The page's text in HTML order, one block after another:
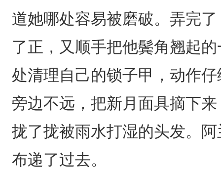
道她哪处容易被磨破。弄完
了正，又顺手把他鬓角翘起
处清理自己的锁子甲，动作
旁边不远，把新月面具摘下
拢了拢被雨水打湿的头发。
布递了过去。